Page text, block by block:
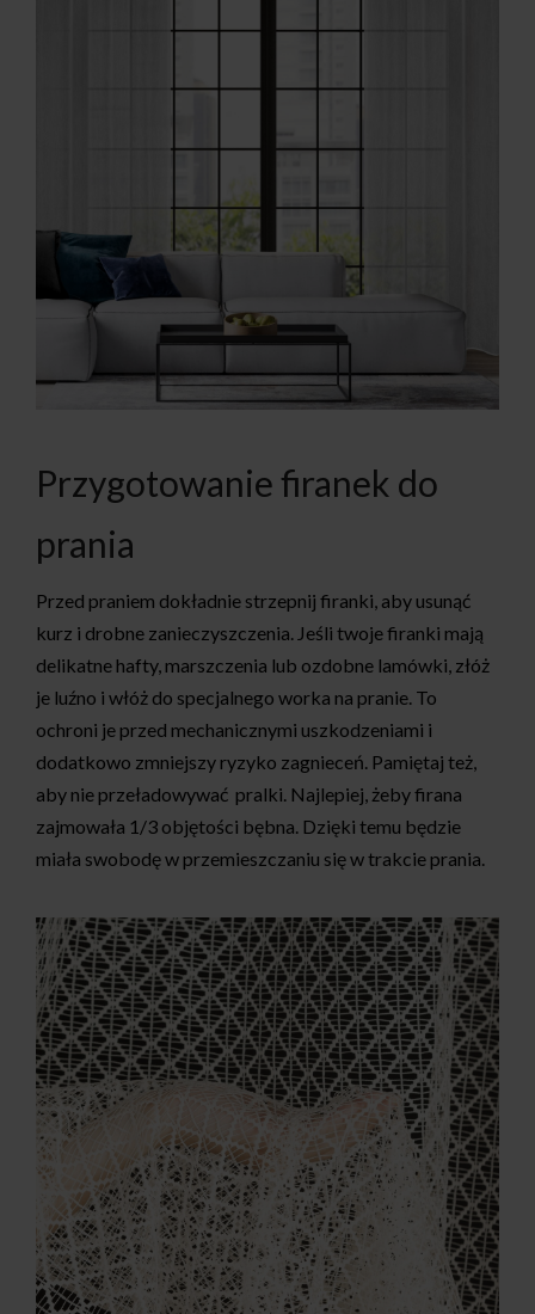
Przygotowanie firanek do
prania
Przed praniem dokładnie strzepnij firanki, aby usunąć
kurz i drobne zanieczyszczenia. Jeśli twoje firanki mają
delikatne hafty, marszczenia lub ozdobne lamówki, złóż
je luźno i włóż do specjalnego worka na pranie. To
ochroni je przed mechanicznymi uszkodzeniami i
dodatkowo zmniejszy ryzyko zagnieceń. Pamiętaj też,
aby nie przeładowywać pralki. Najlepiej, żeby firana
zajmowała 1/3 objętości bębna. Dzięki temu będzie
miała swobodę w przemieszczaniu się w trakcie prania.